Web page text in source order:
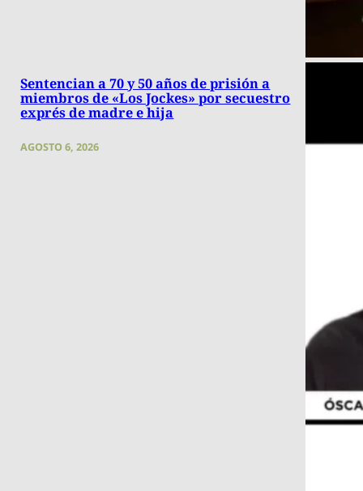
Sentencian a 70 y 50 años de prisión a
miembros de «Los Jockes» por secuestro
exprés de madre e hija
AGOSTO 6, 2026